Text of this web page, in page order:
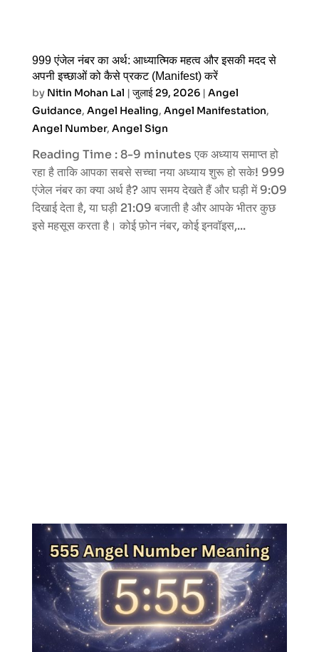
999 एंजेल नंबर का अर्थ: आध्यात्मिक महत्व और इसकी मदद से
अपनी इच्छाओं को कैसे प्रकट (Manifest) करें
by Nitin Mohan Lal | जुलाई 29, 2026| Angel
Guidance, Angel Healing, Angel Manifestation,
Angel Number, Angel Sign
Reading Time : 8-9 minutes एक अध्याय समाप्त हो
रहा है ताकि आपका सबसे सच्चा नया अध्याय शुरू हो सके! 999
एंजेल नंबर का क्या अर्थ है? आप समय देखते हैं और घड़ी में 9:09
दिखाई देता है, या घड़ी 21:09 बजाती है और आपके भीतर कुछ
इसे महसूस करता है। कोई फ़ोन नंबर, कोई इनवॉइस,...